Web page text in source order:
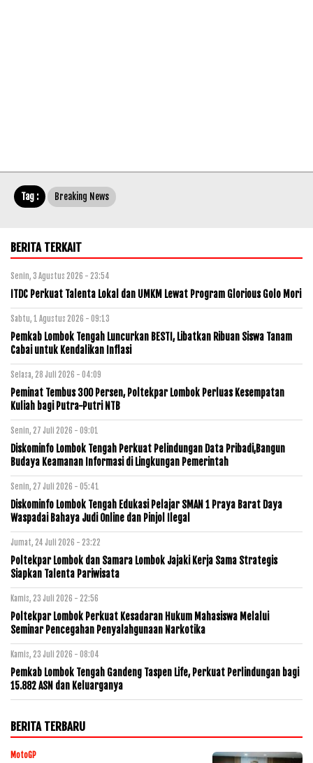
Tag : Breaking News
BERITA TERKAIT
Senin, 3 Agustus 2026 - 23:54
ITDC Perkuat Talenta Lokal dan UMKM Lewat Program Glorious Golo Mori
Sabtu, 1 Agustus 2026 - 09:13
Pemkab Lombok Tengah Luncurkan BESTI, Libatkan Ribuan Siswa Tanam
Cabai untuk Kendalikan Inflasi
Selasa, 28 Juli 2026 - 04:09
Peminat Tembus 300 Persen, Poltekpar Lombok Perluas Kesempatan
Kuliah bagi Putra-Putri NTB
Senin, 27 Juli 2026 - 09:01
Diskominfo Lombok Tengah Perkuat Pelindungan Data Pribadi,Bangun
Budaya Keamanan Informasi di Lingkungan Pemerintah
Senin, 27 Juli 2026 - 05:41
Diskominfo Lombok Tengah Edukasi Pelajar SMAN 1 Praya Barat Daya
Waspadai Bahaya Judi Online dan Pinjol Ilegal
Jumat, 24 Juli 2026 - 23:22
Poltekpar Lombok dan Samara Lombok Jajaki Kerja Sama Strategis
Siapkan Talenta Pariwisata
Kamis, 23 Juli 2026 - 22:56
Poltekpar Lombok Perkuat Kesadaran Hukum Mahasiswa Melalui
Seminar Pencegahan Penyalahgunaan Narkotika
Kamis, 23 Juli 2026 - 08:04
Pemkab Lombok Tengah Gandeng Taspen Life, Perkuat Perlindungan bagi
15.882 ASN dan Keluarganya
BERITA TERBARU
MotoGP